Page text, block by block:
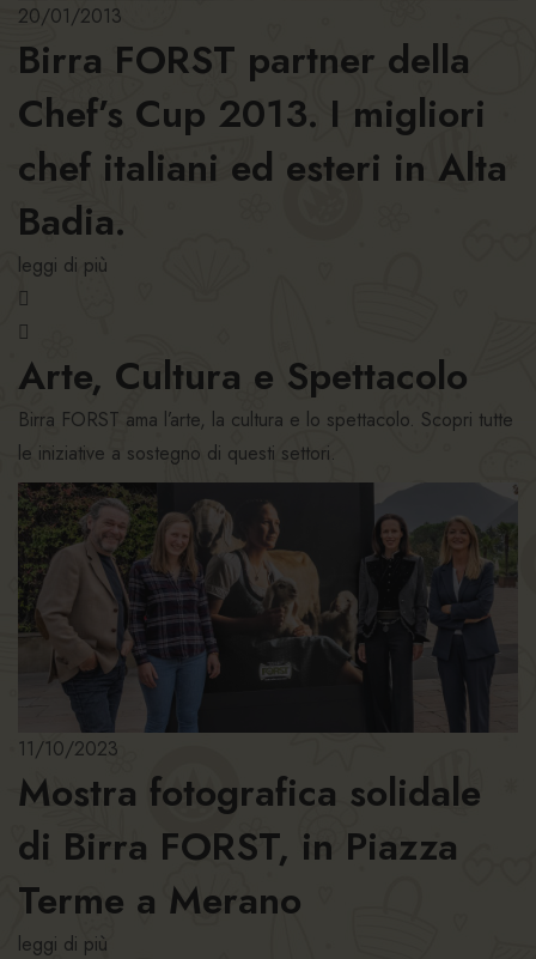
20/01/2013
Birra FORST partner della
Chef’s Cup 2013. I migliori
chef italiani ed esteri in Alta
Badia.
leggi di più
Arte, Cultura e Spettacolo
Birra FORST ama l’arte, la cultura e lo spettacolo. Scopri tutte
le iniziative a sostegno di questi settori.
11/10/2023
Mostra fotografica solidale
di Birra FORST, in Piazza
Terme a Merano
leggi di più